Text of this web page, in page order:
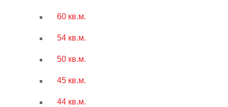
60 кв.м.
54 кв.м.
50 кв.м.
45 кв.м.
44 кв.м.